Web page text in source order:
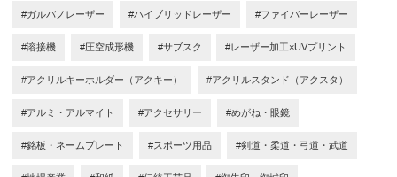
#ガルバノレーザー #ハイブリッドレーザー #ファイバーレーザー
#溶接機 #圧空成形機 #サブスク #レーザー加工×UVプリント
#アクリルキーホルダー（アクキー） #アクリルスタンド（アクスタ）
#アルミ・アルマイト #アクセサリー #めがね・眼鏡
#銘板・ネームプレート #スポーツ用品 #剣道・柔道・弓道・武道